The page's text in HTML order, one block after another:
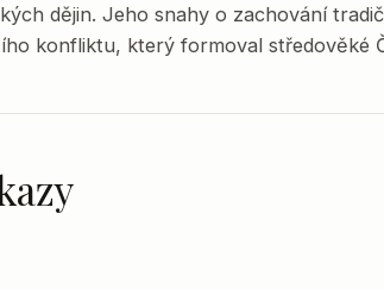
dějin. Jeho snahy o zachování
konfliktu, který formoval středověké